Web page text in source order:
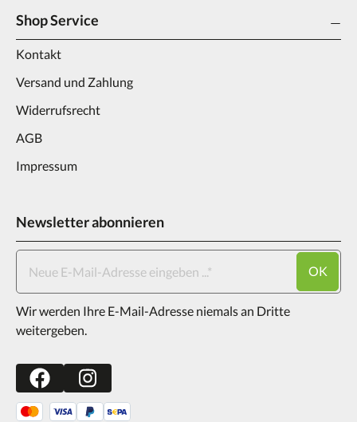
Shop Service
Kontakt
Versand und Zahlung
Widerrufsrecht
AGB
Impressum
Newsletter abonnieren
OK
Wir werden Ihre E-Mail-Adresse niemals an Dritte
weitergeben.